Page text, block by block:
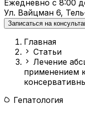
Ежедневно с 8:00
Ул. Вайцман 6,
Записаться на
Главная
Статьи
Лечение
применением
Гепатология